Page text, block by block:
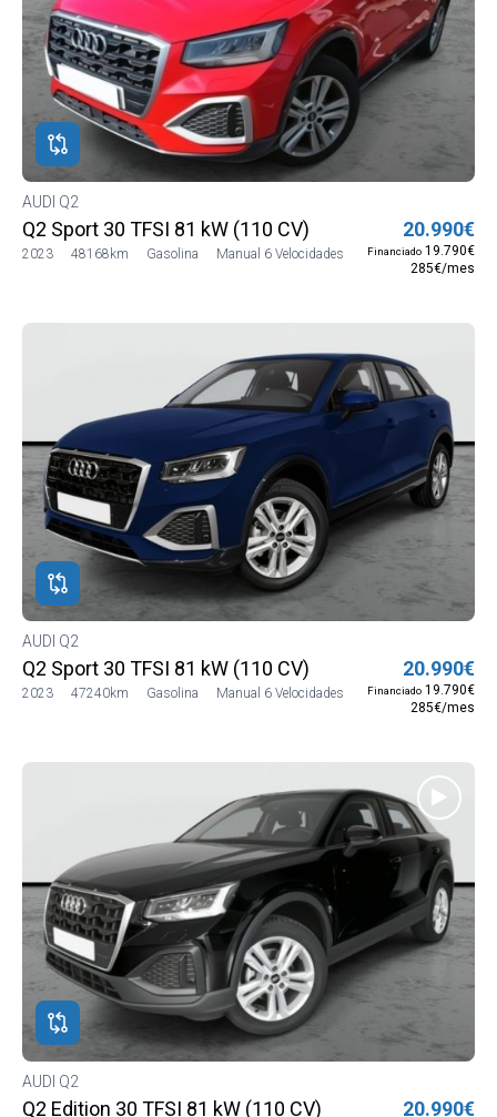
AUDI Q2
Q2 Sport 30 TFSI 81 kW (110 CV)
2023 48168km Gasolina Manual 6 Velocidades
20.990€
Financiado 19.790€
285€/mes
AUDI Q2
Q2 Sport 30 TFSI 81 kW (110 CV)
2023 47240km Gasolina Manual 6 Velocidades
20.990€
Financiado 19.790€
285€/mes
AUDI Q2
Q2 Edition 30 TFSI 81 kW (110 CV) 20.990€